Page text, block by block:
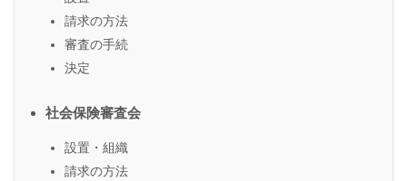
請求の方法
審査の手続
決定
社会保険審査会
設置・組織
請求の方法